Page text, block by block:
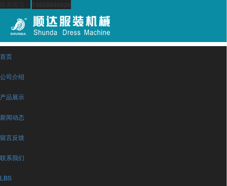
首页
公司介绍
产品展示
新闻动态
留言反馈
联系我们
LBS